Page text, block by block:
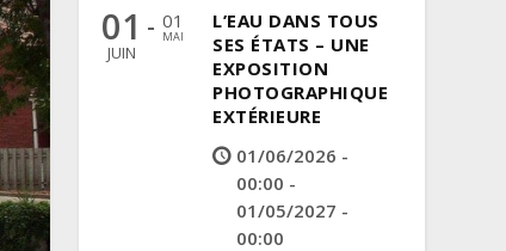
01
JUIN
- 01
MAI
L’EAU DANS TOUS
SES ÉTATS – UNE
EXPOSITION
PHOTOGRAPHIQUE
EXTÉRIEURE
01/06/2026 -
00:00 -
01/05/2027 -
00:00